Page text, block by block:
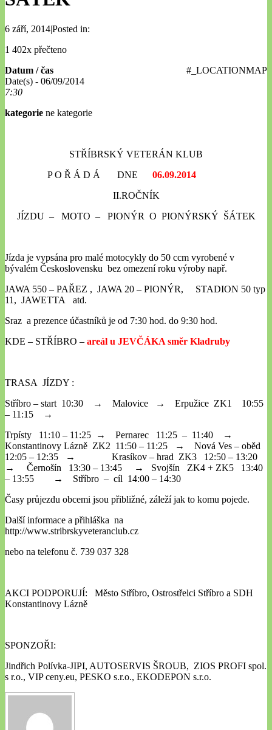
6 září, 2014|Posted in:
1 402x přečteno
#_LOCATIONMAP
Datum / čas
Date(s) - 06/09/2014
7:30
kategorie ne kategorie
STŘÍBRSKÝ VETERÁN KLUB
P O Ř Á D Á DNE
06.09.2014
II.ROČNÍK
JÍZDU – MOTO – PIONÝR O PIONÝRSKÝ ŠÁTEK
Jízda je vypsána pro malé motocykly do 50 ccm vyrobené v
bývalém Československu bez omezení roku výroby např.
JAWA 550 – PAŘEZ , JAWA 20 – PIONÝR, STADION 50 typ
11, JAWETTA atd.
Sraz a prezence účastníků je od 7:30 hod. do 9:30 hod.
KDE – STŘÍBRO – areál u JEVČÁKA směr Kladruby
TRASA JÍZDY :
Stříbro – start 10:30 → Malovice → Erpužice ZK1 10:55
– 11:15 →
Trpísty 11:10 – 11:25 → Pernarec 11:25 – 11:40 →
Konstantinovy Lázně ZK2 11:50 – 11:25 → Nová Ves – oběd
12:05 – 12:35 → Krasíkov – hrad ZK3 12:50 – 13:20
→ Černošín 13:30 – 13:45 → Svojšín ZK4 + ZK5 13:40
– 13:55 → Stříbro – cíl 14:00 – 14:30
Časy průjezdu obcemi jsou přibližné, záleží jak to komu pojede.
Další informace a přihláška na
http://www.stribrskyveteranclub.cz
nebo na telefonu č. 739 037 328
AKCI PODPORUJÍ: Město Stříbro, Ostrostřelci Stříbro a SDH
Konstantinovy Lázně
SPONZOŘI:
Jindřich Polívka-JIPI, AUTOSERVIS ŠROUB, ZIOS PROFI spol.
s r.o., VIP ceny.eu, PESKO s.r.o., EKODEPON s.r.o.